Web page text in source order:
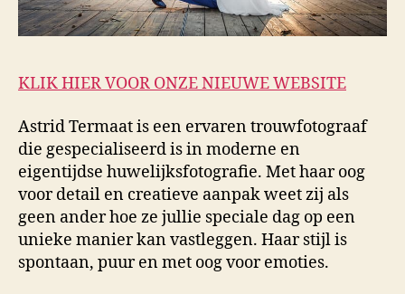
KLIK HIER VOOR ONZE NIEUWE WEBSITE
Astrid Termaat is een ervaren trouwfotograaf
die gespecialiseerd is in moderne en
eigentijdse huwelijksfotografie. Met haar oog
voor detail en creatieve aanpak weet zij als
geen ander hoe ze jullie speciale dag op een
unieke manier kan vastleggen. Haar stijl is
spontaan, puur en met oog voor emoties.